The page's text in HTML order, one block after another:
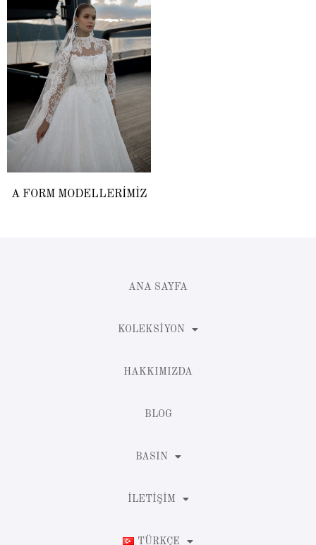
A FORM MODELLERİMİZ
ANA SAYFA
KOLEKSIYON
HAKKIMIZDA
BLOG
BASIN
İLETIŞIM
TÜRKÇE